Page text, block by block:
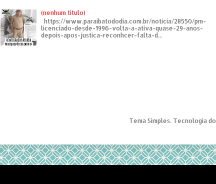
(nenhum título)
https://www.paraibatododia.com.br/noticia/28550/pm-
licenciado-desde-1996-volta-a-ativa-quase-29-anos-
depois-apos-justica-reconhcer-falta-d...
Tema Simples. Tecnologia do